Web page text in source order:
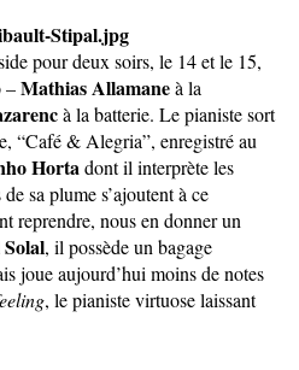
pour deux soirs, le 14 et le 15,
–Mathias Allamaneà la
à la batterie. Le pianistesort
“Café & Alegria”, enregistré au
Hortadont il interprète les
sa plume s’ajoutent à ce
reprendre, nous en donner un
, il possède un bagage
joue aujourd’hui moins de notes
, le pianiste virtuose laissant